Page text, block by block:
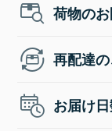
荷物の
再配達
お届け